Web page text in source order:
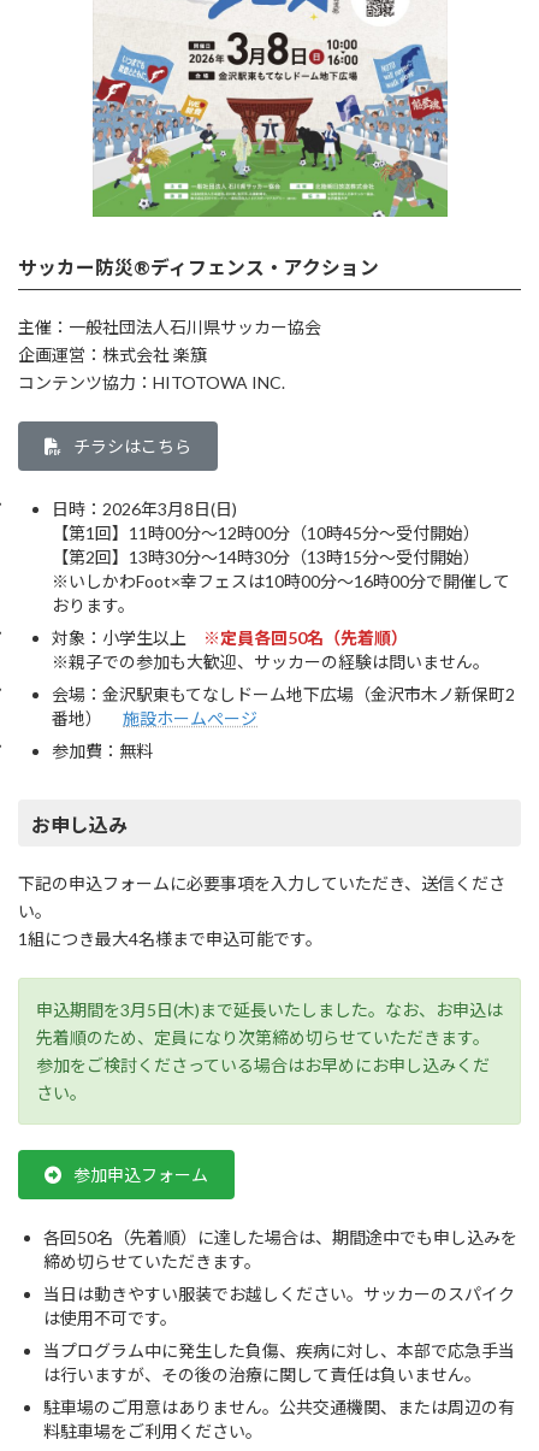
サッカー防災®ディフェンス・アクション
主催：一般社団法人石川県サッカー協会
企画運営：株式会社 楽簱
コンテンツ協力：HITOTOWA INC.
チラシはこちら
日時：2026年3月8日(日)
【第1回】11時00分～12時00分（10時45分～受付開始）
【第2回】13時30分～14時30分（13時15分～受付開始）
※いしかわFoot×幸フェスは10時00分～16時00分で開催して
おります。
対象：小学生以上
※定員各回50名（先着順）
※親子での参加も大歓迎、サッカーの経験は問いません。
会場：金沢駅東もてなしドーム地下広場（金沢市木ノ新保町2
番地） 施設ホームぺージ
参加費：無料
お申し込み
下記の申込フォームに必要事項を入力していただき、送信くださ
い。
1組につき最大4名様まで申込可能です。
申込期間を3月5日(木)まで延長いたしました。なお、お申込は
先着順のため、定員になり次第締め切らせていただきます。
参加をご検討くださっている場合はお早めにお申し込みくだ
さい。
参加申込フォーム
各回50名（先着順）に達した場合は、期間途中でも申し込みを
締め切らせていただきます。
当日は動きやすい服装でお越しください。サッカーのスパイク
は使用不可です。
当プログラム中に発生した負傷、疾病に対し、本部で応急手当
は行いますが、その後の治療に関して責任は負いません。
駐車場のご用意はありません。公共交通機関、または周辺の有
料駐車場をご利用ください。